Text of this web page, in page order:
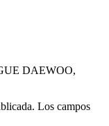
DAEWOO,
Los campos